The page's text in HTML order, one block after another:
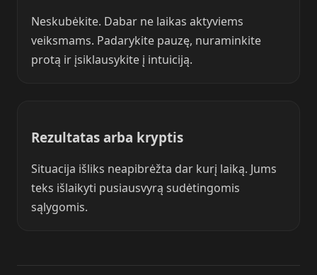
Neskubėkite. Dabar ne laikas aktyviems
veiksmams. Padarykite pauzę, nuraminkite
protą ir įsiklausykite į intuiciją.
Rezultatas arba kryptis
Situacija išliks neapibrėžta dar kurį laiką. Jums
teks išlaikyti pusiausvyrą sudėtingomis
sąlygomis.